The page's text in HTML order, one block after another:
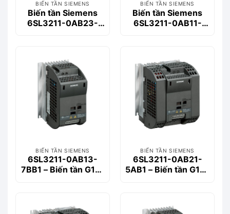
BIẾN TẦN SIEMENS
Biến tần Siemens
6SL3211-0AB23-
BIẾN TẦN SIEMENS
Biến tần Siemens
6SL3211-0AB11-
BIẾN TẦN SIEMENS
6SL3211-0AB13-
7BB1 – Biến tần G110
BIẾN TẦN SIEMENS
6SL3211-0AB21-
5AB1 – Biến tần G110